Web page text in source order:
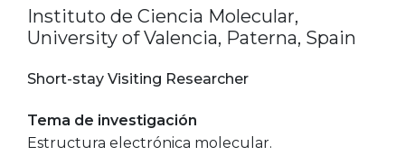
Instituto de Ciencia Molecular,
University of Valencia, Paterna, Spain
Short-stay Visiting Researcher
Tema de investigación
Estructura electrónica molecular.